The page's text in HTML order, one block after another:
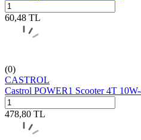
60,48 TL
(0)
CASTROL
Castrol POWER1 Scooter 4T
478,80 TL